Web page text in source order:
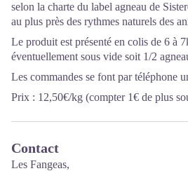
selon la charte du label agneau de
au plus près des rythmes naturels des
Le produit est présenté en colis de 6 à
éventuellement sous vide soit 1/2
Les commandes se font par téléphone
Prix : 12,50€/kg (compter 1€ de plus
Contact
Les Fangeas,